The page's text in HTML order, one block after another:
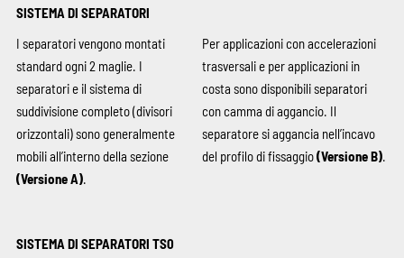
SISTEMA DI SEPARATORI
I separatori vengono montati
standard ogni 2 maglie. I
separatori e il sistema di
suddivisione completo (divisori
orizzontali) sono generalmente
mobili all’interno della sezione
(Versione A).
Per applicazioni con accelerazioni
trasversali e per applicazioni in
costa sono disponibili separatori
con camma di aggancio. Il
separatore si aggancia nell’incavo
del profilo di fissaggio(Versione B).
SISTEMA DI SEPARATORI TS0